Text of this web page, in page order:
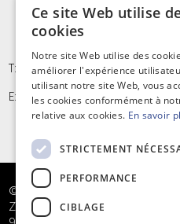
Petit materiel et Hygiène
T: +32 9/373 77 65
E: info@kinergy.be
© Kinergy bv
Zandstraat 5
Ce site Web utilise
cookies
Notre site Web utilise des
améliorer l'expérience
utilisant notre site Web, vous
les cookies conformément à
relative aux cookies. En savoir
STRICTEMENT
PERFORMANCE
CIBLAGE